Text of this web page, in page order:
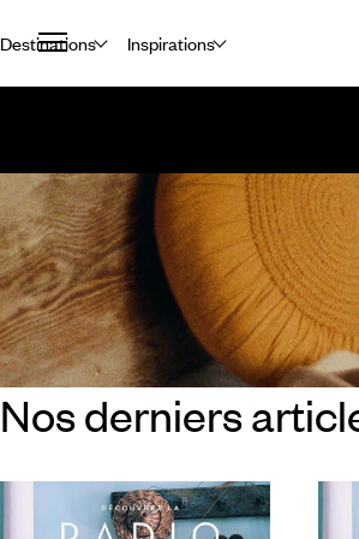
Destinations Inspirations
Nos derniers